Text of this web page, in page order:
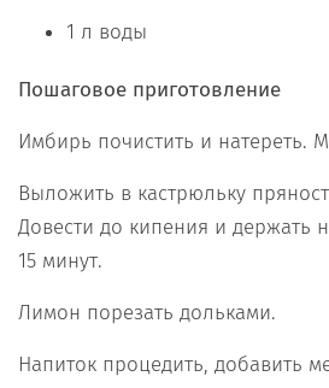
1 л воды
Пошаговое приготовление
Имбирь почистить и натереть.
Выложить в кастрюльку
Довести до кипения и держать
15 минут.
Лимон порезать дольками.
Напиток процедить, добавить